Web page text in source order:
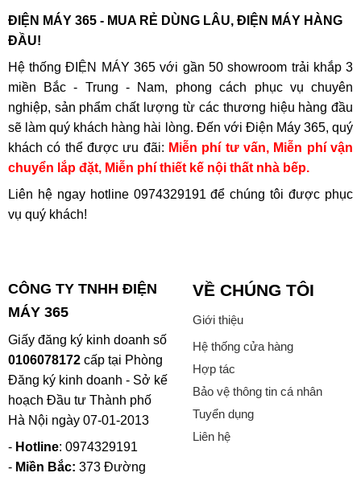
ĐIỆN MÁY 365 - MUA RẺ DÙNG LÂU, ĐIỆN MÁY HÀNG
ĐẦU!
Hệ thống ĐIỆN MÁY 365 với gần 50 showroom trải khắp 3
miền Bắc - Trung - Nam, phong cách phục vụ chuyên
nghiệp, sản phẩm chất lượng từ các thương hiệu hàng đầu
sẽ làm quý khách hàng hài lòng. Đến với Điện Máy 365, quý
khách có thể được ưu đãi: Miễn phí tư vấn, Miễn phí vận
chuyển lắp đặt, Miễn phí thiết kế nội thất nhà bếp.
Liên hệ ngay hotline 0974329191 để chúng tôi được phục
vụ quý khách!
CÔNG TY TNHH ĐIỆN
MÁY 365
Giấy đăng ký kinh doanh số
0106078172cấp tại Phòng
Đăng ký kinh doanh - Sở kế
hoạch Đầu tư Thành phố
Hà Nội ngày 07-01-2013
- Hotline: 0974329191
- Miền Bắc: 373 Đường
VỀ CHÚNG TÔI
Giới thiệu
Hệ thống cửa hàng
Hợp tác
Bảo vệ thông tin cá nhân
Tuyển dụng
Liên hệ